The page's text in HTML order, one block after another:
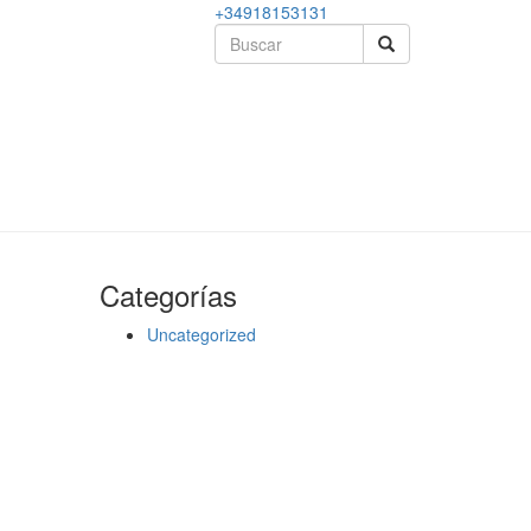
+34918153131
Categorías
Uncategorized